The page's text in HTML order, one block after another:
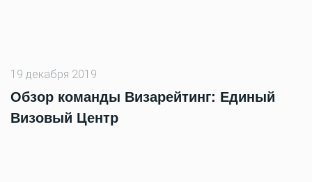
19 декабря 2019
Обзор команды Визарейтинг: Единый
Визовый Центр